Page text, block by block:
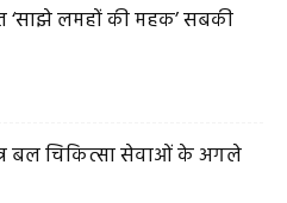
लमहों की महक’ सबकी
बल चिकित्सा सेवाओं के अगले